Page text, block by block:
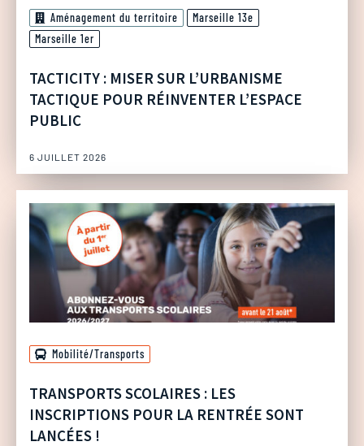
Aménagement du territoire
Marseille 13e
Marseille 1er
TACTICITY : MISER SUR L’URBANISME
TACTIQUE POUR RÉINVENTER L’ESPACE
PUBLIC
6 JUILLET 2026
Mobilité/Transports
TRANSPORTS SCOLAIRES : LES
INSCRIPTIONS POUR LA RENTRÉE SONT
LANCÉES !